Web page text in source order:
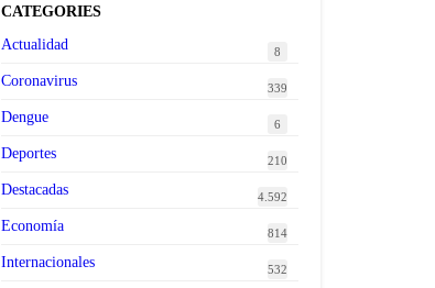
CATEGORIES
Actualidad
8
Coronavirus 339
Dengue 6
Deportes 210
Destacadas 4.592
Economía 814
Internacionales 532